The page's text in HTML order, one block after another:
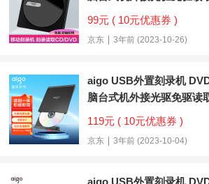
系列（USB+Type-C）双
99元 ( 10元优惠券 )
京东 3年前 (2023-10-26)
aigo USB外置刻录机
脑台式机外接光驱免驱读
G200（USB+Type-C+单
119元 ( 10元优惠券 )
京东 3年前 (2023-10-04)
aigo USB外置刻录机